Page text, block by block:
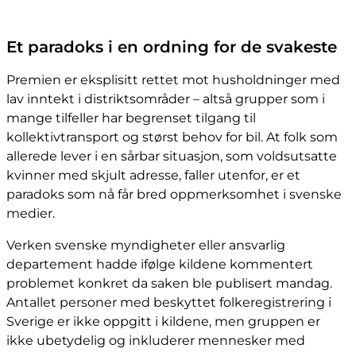
Et paradoks i en ordning for de svakeste
Premien er eksplisitt rettet mot husholdninger med
lav inntekt i distriktsområder – altså grupper som i
mange tilfeller har begrenset tilgang til
kollektivtransport og størst behov for bil. At folk som
allerede lever i en sårbar situasjon, som voldsutsatte
kvinner med skjult adresse, faller utenfor, er et
paradoks som nå får bred oppmerksomhet i svenske
medier.
Verken svenske myndigheter eller ansvarlig
departement hadde ifølge kildene kommentert
problemet konkret da saken ble publisert mandag.
Antallet personer med beskyttet folkeregistrering i
Sverige er ikke oppgitt i kildene, men gruppen er
ikke ubetydelig og inkluderer mennesker med